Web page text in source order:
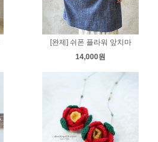
[완제] 쉬폰 플라워 앞치마
14,000원